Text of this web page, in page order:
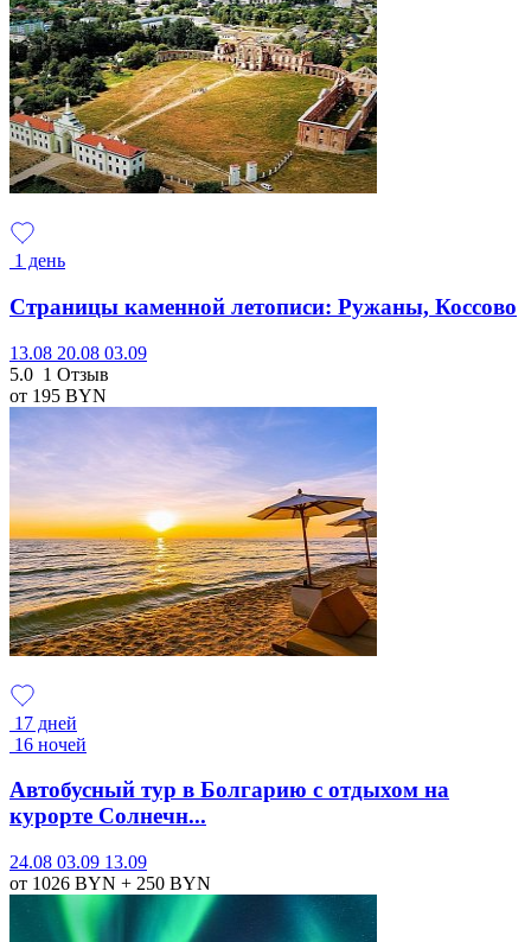
1 день
Страницы каменной летописи: Ружаны, Коссово
13.08 20.08 03.09
5.0 1 Отзыв
от 195 BYN
17 дней
16 ночей
Автобусный тур в Болгарию с отдыхом на
курорте Солнечн...
24.08 03.09 13.09
от 1026 BYN + 250 BYN